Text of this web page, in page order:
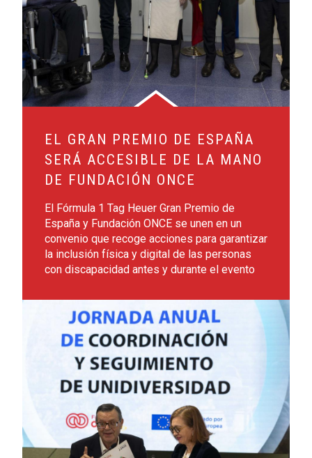
EL GRAN PREMIO DE ESPAÑA
SERÁ ACCESIBLE DE LA MANO
DE FUNDACIÓN ONCE
El Fórmula 1 Tag Heuer Gran Premio de
España y Fundación ONCE se unen en un
convenio que recoge acciones para garantizar
la inclusión física y digital de las personas
con discapacidad antes y durante el evento
Leer más sobre Más de 4.300 jóvenes con discapacidad